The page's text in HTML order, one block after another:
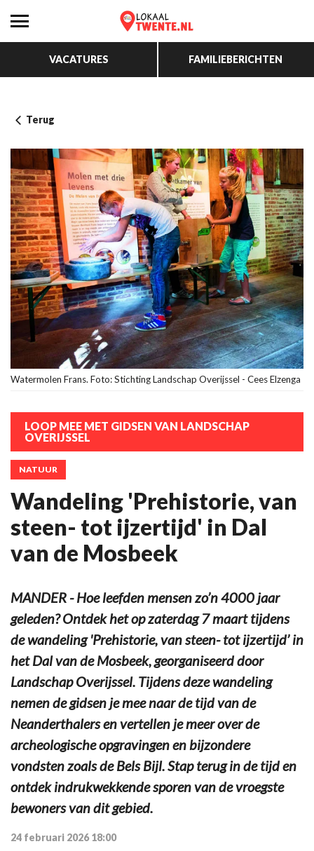
VACATURES FAMILIEBERICHTEN
Terug
Watermolen Frans. Foto: Stichting Landschap Overijssel - Cees Elzenga
LOOP MEE MET GIDSEN VAN LANDSCHAP
OVERIJSSEL
NATUUR
Wandeling 'Prehistorie, van
steen- tot ijzertijd' in Dal
van de Mosbeek
MANDER - Hoe leefden mensen zo’n 4000 jaar
geleden? Ontdek het op zaterdag 7 maart tijdens
de wandeling 'Prehistorie, van steen- tot ijzertijd’ in
het Dal van de Mosbeek, georganiseerd door
Landschap Overijssel. Tijdens deze wandeling
nemen de gidsen je mee naar de tijd van de
Neanderthalers en vertellen je meer over de
archeologische opgravingen en bijzondere
vondsten zoals de Bels Bijl. Stap terug in de tijd en
ontdek indrukwekkende sporen van de vroegste
bewoners van dit gebied.
24 februari 2026 18:00